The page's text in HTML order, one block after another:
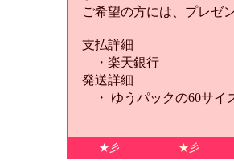
ご希望の方には、プレゼ
支払詳細
・楽天銀行
発送詳細
・ ゆうパックの60サイ
★彡 ★彡